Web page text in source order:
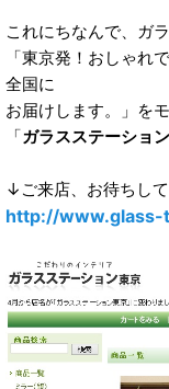
これにちなんで、ガ
「東京発！おしゃれ
全国に
お届けします。」をモ
「ガラスステーショ
↓ご来店、お待ちして
http://www.glass-